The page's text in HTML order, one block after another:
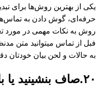
یکی از بهترین روش‌ها برای
حرفه‌ای، گوش دادن به
روش به نکات مهمی ‌در مورد
فبل از تماس میتوانید متن
به حالات و لحن بیان خودتان
۲۰.صاف بنشینید یا بایستید